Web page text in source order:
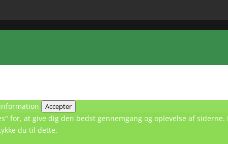
Accepter
for, at give dig den bedst gennemgang og oplevelse af
du til dette.